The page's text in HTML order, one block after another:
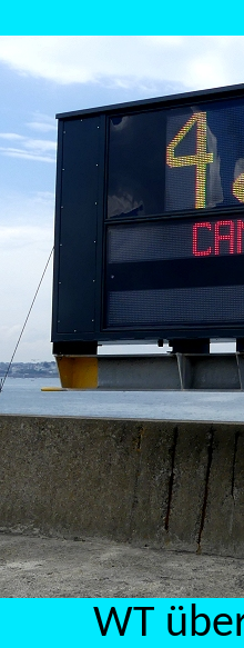
WT